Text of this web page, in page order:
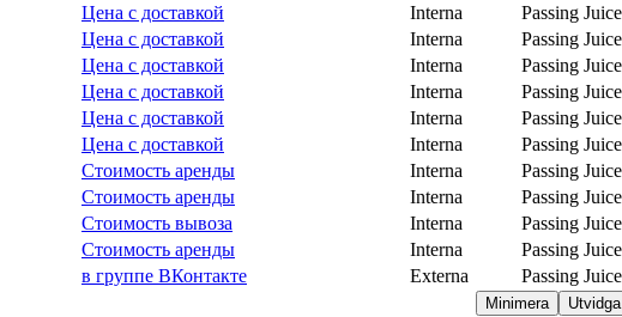
Цена с доставкой
Interna
Passing Juice
Цена с доставкой
Interna
Passing Juice
Цена с доставкой
Interna
Passing Juice
Цена с доставкой
Interna
Passing Juice
Цена с доставкой
Interna
Passing Juice
Цена с доставкой
Interna
Passing Juice
Стоимость аренды
Interna
Passing Juice
Стоимость аренды
Interna
Passing Juice
Стоимость вывоза
Interna
Passing Juice
Стоимость аренды
Interna
Passing Juice
в группе ВКонтакте
Externa Passing Juice
Utvidga
Minimera